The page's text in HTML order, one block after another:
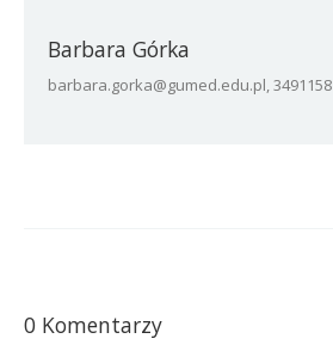
Barbara Górka
barbara.gorka@gumed.edu.pl, 3491158
0 Komentarzy